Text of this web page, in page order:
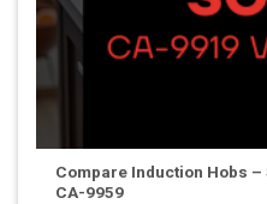
Compare Induction Hobs –
CA-9959